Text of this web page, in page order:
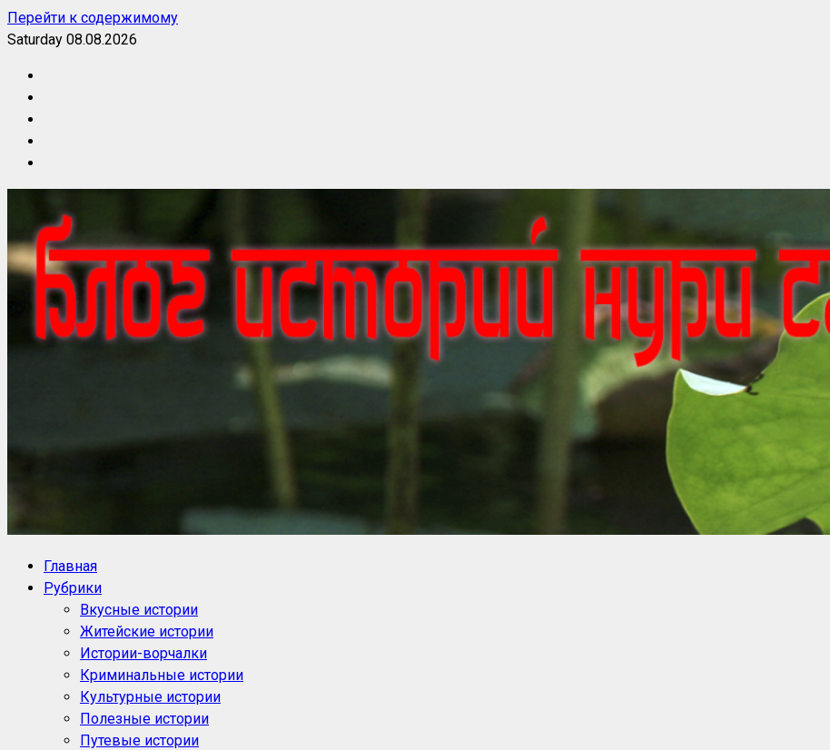
Перейти к содержимому
Saturday 08.08.2026
Блог историй NoorySan
Главная
Рубрики
Вкусные истории
Житейские истории
Истории-ворчалки
Криминальные истории
Культурные истории
Полезные истории
Путевые истории